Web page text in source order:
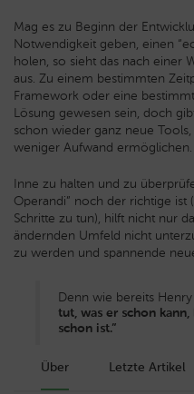
Mag es zu Beginn der
Notwendigkeit geben, einen
holen, so sieht das nach einer
aus. Zu einem bestimmten
Framework oder eine
Lösung gewesen sein, doch
schon wieder ganz neue
weniger Aufwand ermöglichen.
Inne zu halten und zu
Operandi” noch der richtige ist
Schritte zu tun), hilft nicht nur
ändernden Umfeld nicht
zu werden und spannende
Denn wie bereits
tut, was er schon
schon ist.”
Über Letzte Artikel